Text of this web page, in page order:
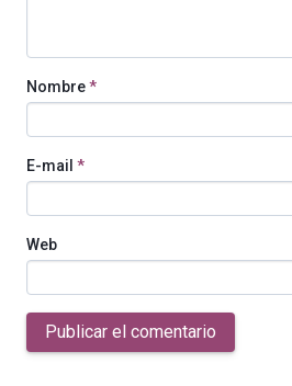
Nombre*
E-mail *
Web
Publicar el comentario